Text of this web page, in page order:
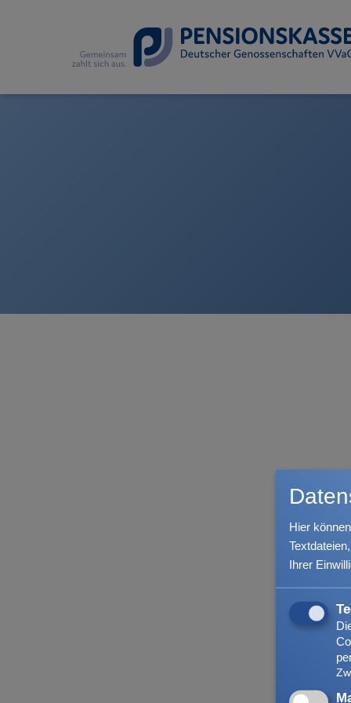
PENSIONSKASSE
Deutscher
Willy-Brandt-Weg 25
Unsere
Hier
Ihrer